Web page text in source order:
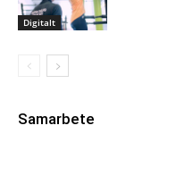
Digitalt
Samarbete